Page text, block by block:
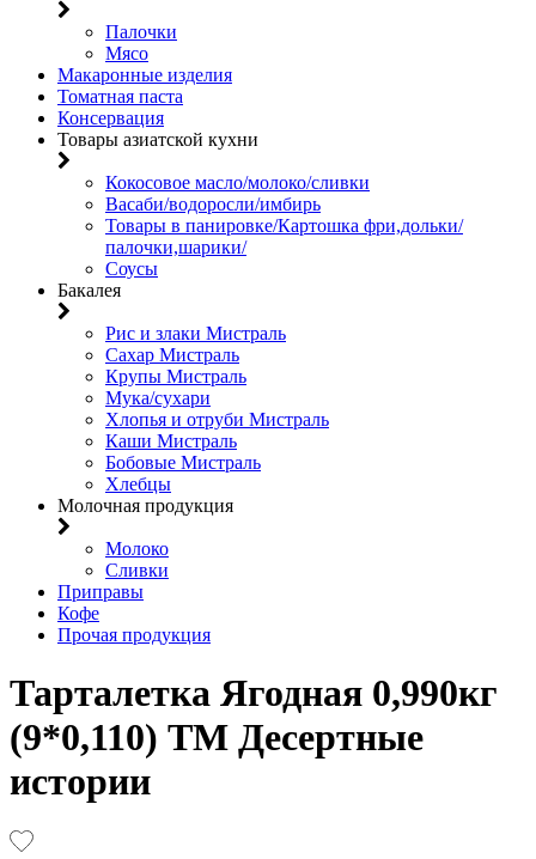
Палочки
Мясо
Макаронные изделия
Томатная паста
Консервация
Товары азиатской кухни
Кокосовое масло/молоко/сливки
Васаби/водоросли/имбирь
Товары в панировке/Картошка фри,дольки/
палочки,шарики/
Соусы
Бакалея
Рис и злаки Мистраль
Сахар Мистраль
Крупы Мистраль
Мука/сухари
Хлопья и отруби Мистраль
Каши Мистраль
Бобовые Мистраль
Хлебцы
Молочная продукция
Молоко
Сливки
Приправы
Кофе
Прочая продукция
Тарталетка Ягодная 0,990кг
(9*0,110) ТМ Десертные
истории